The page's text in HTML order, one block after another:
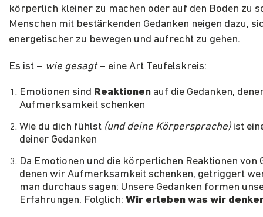
körperlich kleiner zu machen oder auf den Boden zu
Menschen mit bestärkenden Gedanken neigen dazu,
energetischer zu bewegen und aufrecht zu gehen.
Es ist – wie gesagt– eine Art Teufelskreis:
Emotionen sind Reaktionen auf die Gedanken,
Aufmerksamkeit schenken
Wie du dich fühlst (und deine Körpersprache)ist
deiner Gedanken
Da Emotionen und die körperlichen Reaktionen von
denen wir Aufmerksamkeit schenken, getriggert
man durchaus sagen: Unsere Gedanken formen
Erfahrungen. Folglich: Wir erleben was wir